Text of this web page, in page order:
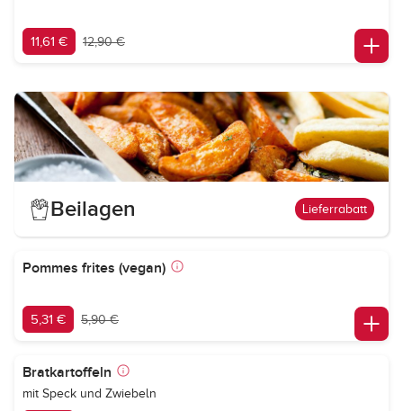
11,61 € 12,90 €
Beilagen Lieferrabatt
Pommes frites (vegan)
5,31 € 5,90 €
Bratkartoffeln
mit Speck und Zwiebeln